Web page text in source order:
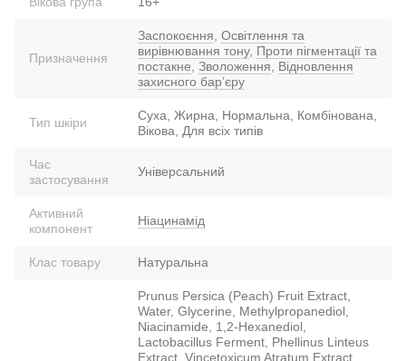
Призначення
Заспокоєння Освітлення та
вирівнювання тону, Проти пігментації та
постакне Зволоження
Відновлення
захисного барʼєру
Тип шкіри
Суха, Жирна, Нормальна, Комбінована,
Вікова, Для всіх типів
Час
застосування
Універсальний
Активний
компонент
Ніацинамід
Клас товару Натуральна
Prunus Persica (Peach) Fruit Extract,
Water, Glycerine, Methylpropanediol,
Niacinamide, 1,2-Hexanediol,
Lactobacillus Ferment, Phellinus Linteus
Extract, Vincetoxicum Atratum Extract,